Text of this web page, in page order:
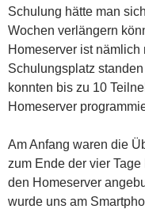
Schulung hätte man
Wochen verlängern
Homeserver ist
Schulungsplatz
konnten bis zu 10
Homeserver
Am Anfang waren die
zum Ende der vier
den Homeserver
wurde uns am